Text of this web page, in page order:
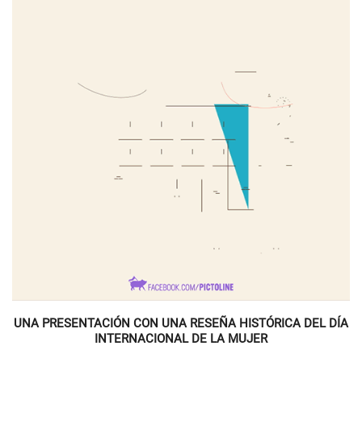
UNA PRESENTACIÓN CON UNA RESEÑA HISTÓRICA DEL DÍA
INTERNACIONAL DE LA MUJER